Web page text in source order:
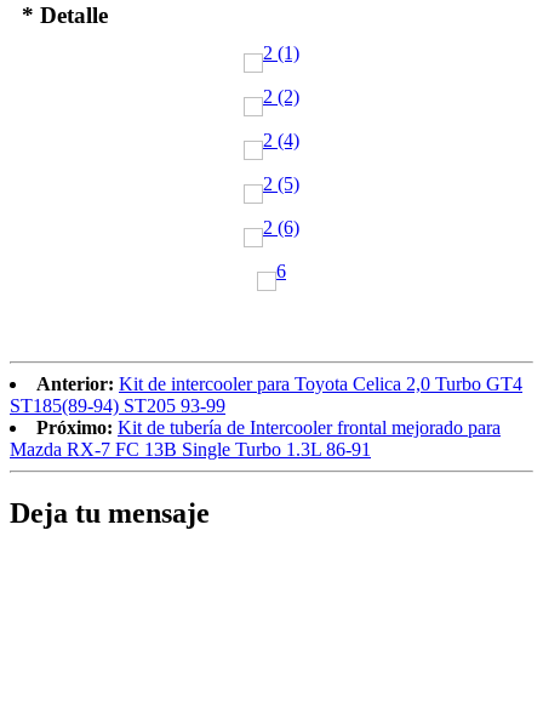
* Detalle
Anterior: Kit de intercooler para Toyota Celica 2,0 Turbo GT4
ST185(89-94) ST205 93-99
Próximo: Kit de tubería de Intercooler frontal mejorado para
Mazda RX-7 FC 13B Single Turbo 1.3L 86-91
Deja tu mensaje